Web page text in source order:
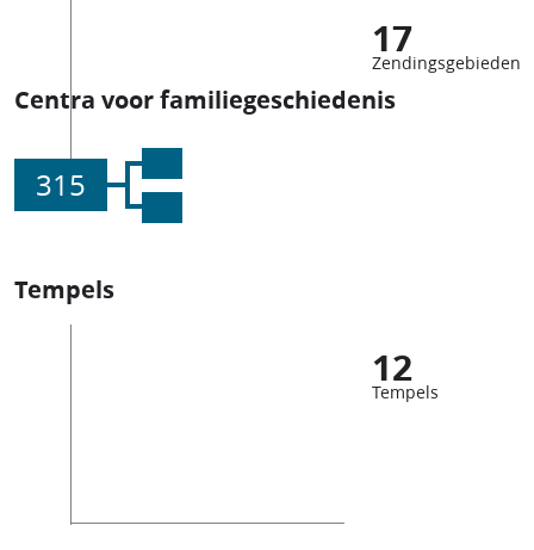
17
Zendingsgebieden
Centra voor familiegeschiedenis
315
Tempels
12
Tempels